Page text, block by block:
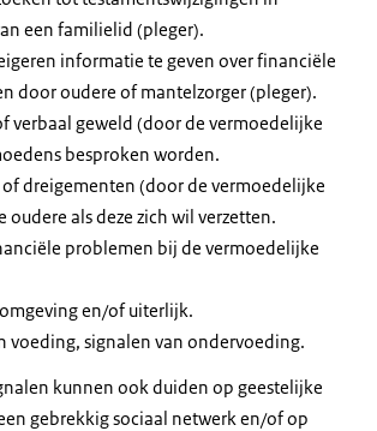
een familielid (pleger).
informatie te geven over financiële
door oudere of mantelzorger (pleger).
verbaal geweld (door de vermoedelijke
besproken worden.
dreigementen (door de vermoedelijke
oudere als deze zich wil verzetten.
problemen bij de vermoedelijke
en/of uiterlijk.
voeding, signalen van ondervoeding.
kunnen ook duiden op geestelijke
gebrekkig sociaal netwerk en/of op